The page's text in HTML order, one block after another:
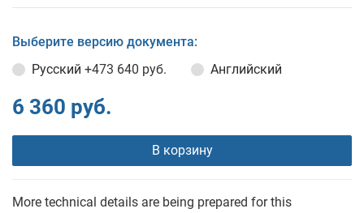
Выберите версию документа:
Русский +473 640 руб. Английский
6 360 руб.
В корзину
More technical details are being prepared for this